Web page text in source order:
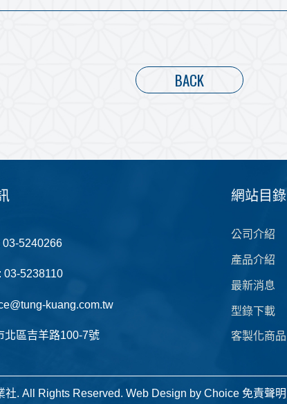
BACK
03-5240266
03-5238110
kuang.com.tw
北區吉羊路100-7號
網站目錄
公司介紹
產品介紹
最新消息
型錄下載
客製化商品
. All Rights Reserved. Web Design by Choice 免責聲明